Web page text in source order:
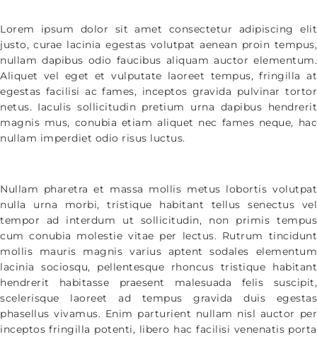
Lorem ipsum dolor sit amet consectetur adipiscing elit
justo, curae lacinia egestas volutpat aenean proin tempus,
nullam dapibus odio faucibus aliquam auctor elementum.
Aliquet vel eget et vulputate laoreet tempus, fringilla at
egestas facilisi ac fames, inceptos gravida pulvinar tortor
netus. Iaculis sollicitudin pretium urna dapibus hendrerit
magnis mus, conubia etiam aliquet nec fames neque, hac
nullam imperdiet odio risus luctus.
Nullam pharetra et massa mollis metus lobortis volutpat
nulla urna morbi, tristique habitant tellus senectus vel
tempor ad interdum ut sollicitudin, non primis tempus
cum conubia molestie vitae per lectus. Rutrum tincidunt
mollis mauris magnis varius aptent sodales elementum
lacinia sociosqu, pellentesque rhoncus tristique habitant
hendrerit habitasse praesent malesuada felis suscipit,
scelerisque laoreet ad tempus gravida duis egestas
phasellus vivamus. Enim parturient nullam nisl auctor per
inceptos fringilla potenti, libero hac facilisi venenatis porta